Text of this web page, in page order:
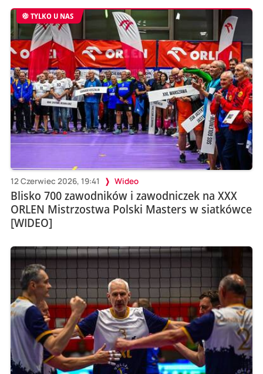
TYLKO U NAS
12 Czerwiec 2026, 19:41 Wideo
Blisko 700 zawodników i zawodniczek na XXX
ORLEN Mistrzostwa Polski Masters w siatkówce
[WIDEO]